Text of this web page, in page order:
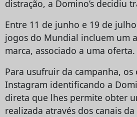
distração, a Domino’s decidiu
Entre 11 de junho e 19 de
jogos do Mundial incluem um
marca, associado a uma oferta.
Para usufruir da campanha,
Instagram identificando a
direta que lhes permite obter
realizada através dos canais da